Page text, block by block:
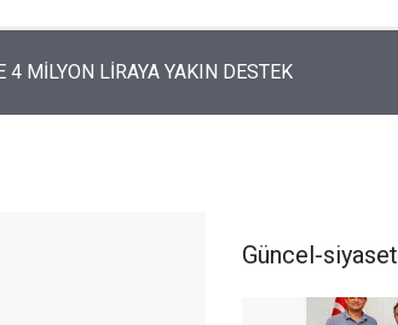
KADROSU AÇIKLANDI
Güncel-siyaset